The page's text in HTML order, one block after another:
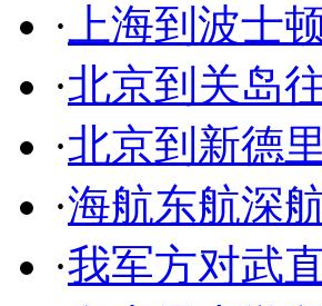
· 上海到波士
·北京到关岛
·北京到新德
·海航东航深
·我军方对武